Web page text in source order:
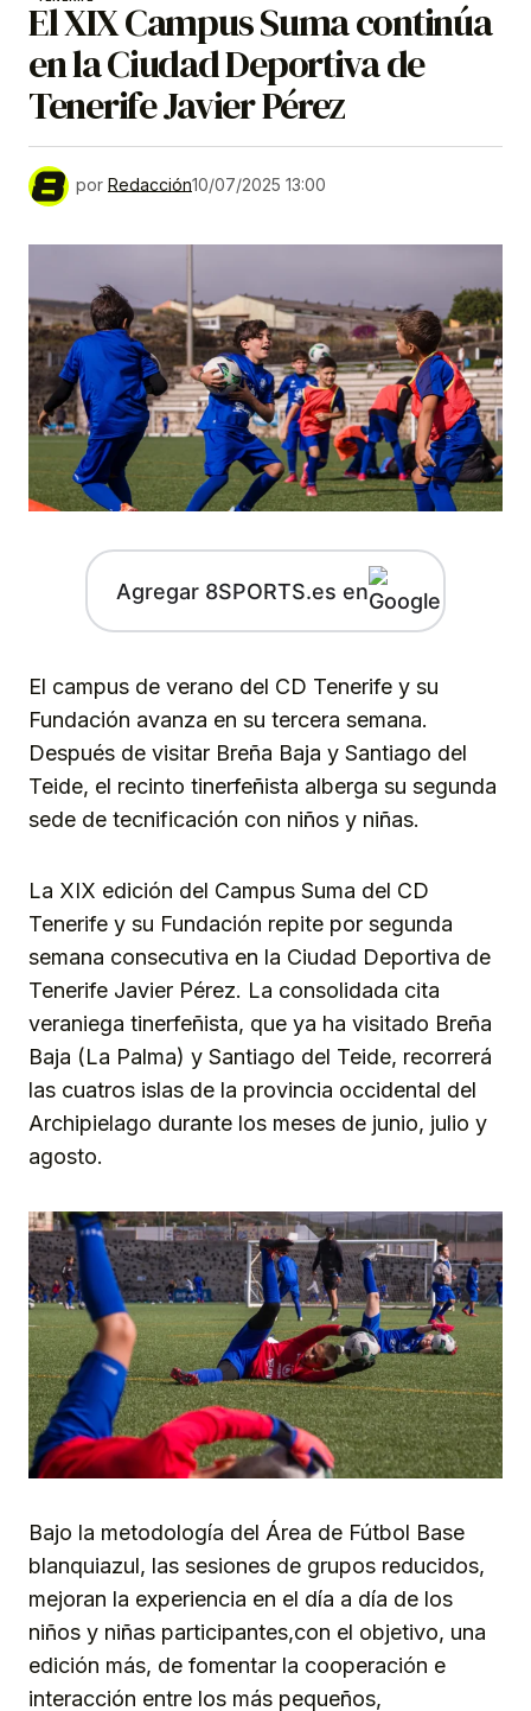
El XIX Campus Suma continúa
en la Ciudad Deportiva de
Tenerife Javier Pérez
por Redacción10/07/2025 13:00
Agregar 8SPORTS.es en
El campus de verano del CD Tenerife y su
Fundación avanza en su tercera semana.
Después de visitar Breña Baja y Santiago del
Teide, el recinto tinerfeñista alberga su segunda
sede de tecnificación con niños y niñas.
La XIX edición del Campus Suma del CD
Tenerife y su Fundación repite por segunda
semana consecutiva en la Ciudad Deportiva de
Tenerife Javier Pérez. La consolidada cita
veraniega tinerfeñista, que ya ha visitado Breña
Baja (La Palma) y Santiago del Teide, recorrerá
las cuatros islas de la provincia occidental del
Archipielago durante los meses de junio, julio y
agosto.
Bajo la metodología del Área de Fútbol Base
blanquiazul, las sesiones de grupos reducidos,
mejoran la experiencia en el día a día de los
niños y niñas participantes,con el objetivo, una
edición más, de fomentar la cooperación e
interacción entre los más pequeños,